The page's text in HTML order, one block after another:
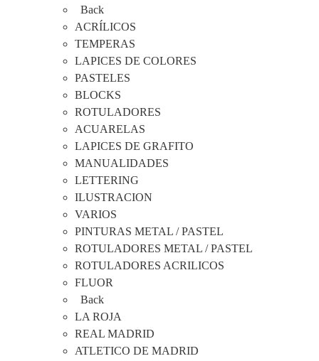
Back
ACRÍLICOS
TEMPERAS
LAPICES DE COLORES
PASTELES
BLOCKS
ROTULADORES
ACUARELAS
LAPICES DE GRAFITO
MANUALIDADES
LETTERING
ILUSTRACION
VARIOS
PINTURAS METAL / PASTEL
ROTULADORES METAL / PASTEL
ROTULADORES ACRILICOS
FLUOR
Back
LA ROJA
REAL MADRID
ATLETICO DE MADRID